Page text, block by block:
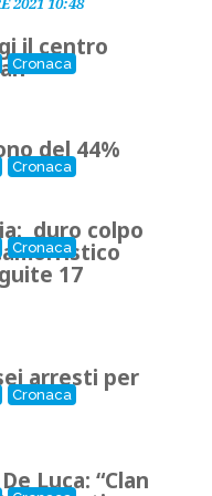
Cronaca
il centro
Cronaca
del 44%
Cronaca
duro colpo
17
Cronaca
arresti per
Luca: “Clan